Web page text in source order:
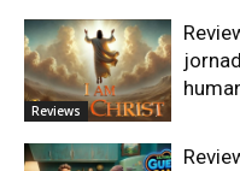
Reviews